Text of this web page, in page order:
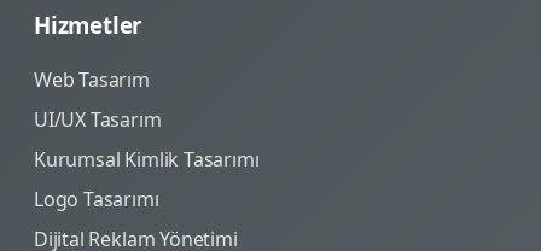
Hizmetler
Web Tasarım
UI/UX Tasarım
Kurumsal Kimlik Tasarımı
Logo Tasarımı
Dijital Reklam Yönetimi